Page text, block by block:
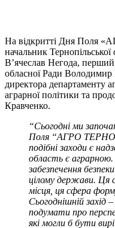
На відкритті Дня Поля
начальник Тернопільської
В’ячеслав Негода, перший
обласної Ради
директора департаменту
аграрної політики та
Кравченко.
“Сьогодні ми
Поля “АГРО
подібні заходи є
область є
забезпечення
цілому держави. Ця
місця, ця сфера
Сьогоднішній
подумати про
які могли б бути